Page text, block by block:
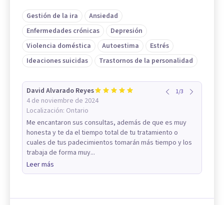
Gestión de la ira
Ansiedad
Enfermedades crónicas
Depresión
Violencia doméstica
Autoestima
Estrés
Ideaciones suicidas
Trastornos de la personalidad
David Alvarado Reyes
4 de noviembre de 2024
Localización: Ontario
1/3
Me encantaron sus consultas, además de que es muy
honesta y te da el tiempo total de tu tratamiento o
cuales de tus padecimientos tomarán más tiempo y los
trabaja de forma muy...
Leer más